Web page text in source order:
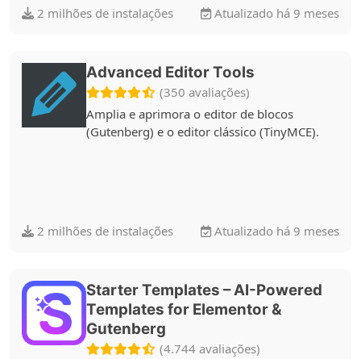
2 milhões de instalações Atualizado há 9 meses
Advanced Editor Tools
(350 avaliações)
Amplia e aprimora o editor de blocos
(Gutenberg) e o editor clássico (TinyMCE).
2 milhões de instalações Atualizado há 9 meses
Starter Templates – AI-Powered
Templates for Elementor &
Gutenberg
(4.744 avaliações)